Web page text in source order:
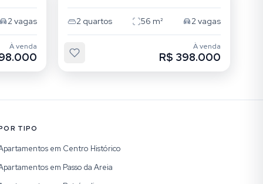
2vagas
À venda
2 quartos 56 m² 2vagas
À venda
R$ 398.000
TIPO
em Centro Histórico
em Passo da Areia